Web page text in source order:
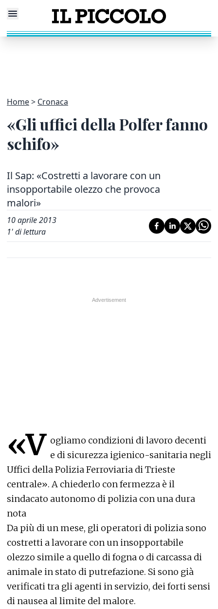
Home Cronaca
«Gli uffici della Polfer fanno
schifo»
Il Sap: «Costretti a lavorare con un
insopportabile olezzo che provoca
malori»
10 aprile 2013
1' di lettura
«V ogliamo condizioni di lavoro decenti
e di sicurezza igienico-sanitaria negli
Uffici della Polizia Ferroviaria di Trieste
centrale». A chiederlo con fermezza è il
sindacato autonomo di polizia con una dura
nota
Da più di un mese, gli operatori di polizia sono
costretti a lavorare con un insopportabile
olezzo simile a quello di fogna o di carcassa di
animale in stato di putrefazione. Si sono già
verificati tra gli agenti in servizio, dei forti sensi
di nausea al limite del malore.